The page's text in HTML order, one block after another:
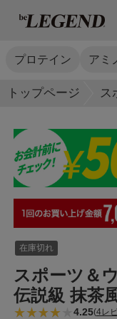
プロテイン アミ
トップページ ス
在庫切れ
スポーツ＆
伝説級 抹茶
4.25(4レ